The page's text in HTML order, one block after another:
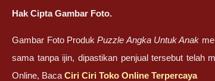
Hak Cipta Gambar Foto.
Gambar Foto ProdukPuzzle Angka Untuk Anak
sama tanpa ijin, dipastikan penjual tersebut telah
Online, BacaCiri Ciri Toko Online Terpercaya